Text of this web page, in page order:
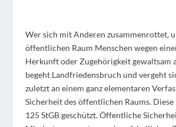
Wer sich mit Anderen zusammenrottet,
öffentlichen Raum Menschen wegen
Herkunft oder Zugehörigkeit gewaltsam
begeht Landfriedensbruch und vergeht
zuletzt an einem ganz elementaren
Sicherheit des öffentlichen Raums.
125 StGB geschützt. Öffentliche